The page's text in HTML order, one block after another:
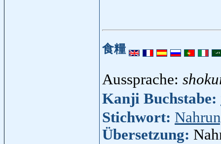
食糧
Aussprache:
Kanji Buchstabe:
Stichwort:
Übersetzung: